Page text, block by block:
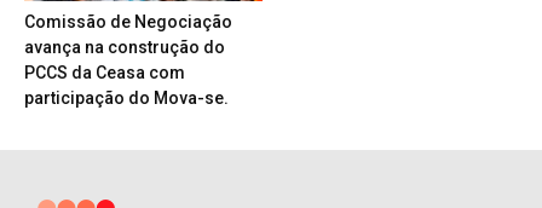
Comissão de Negociação
avança na construção do
PCCS da Ceasa com
participação do Mova-se.